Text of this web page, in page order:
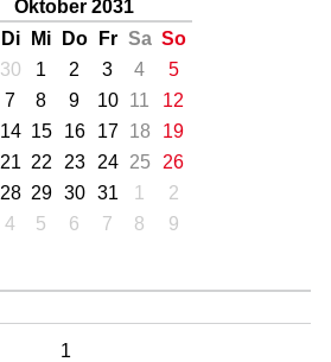
Oktober 2031
Di Mi Do Fr Sa So
30 1 2 3 4
5
7 8 9 10 11
12
14 15 16 17 18
19
21 22 23 24 25
26
28 29 30 31 1
2
4 5 6 7 8 9
1